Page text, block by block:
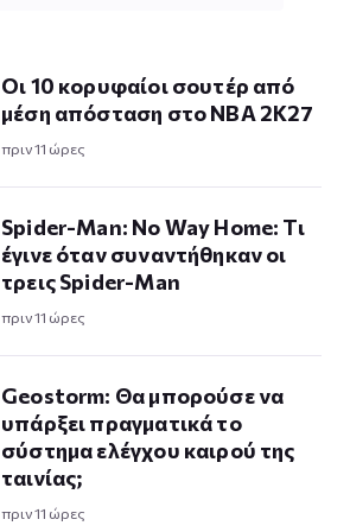
Οι 10 κορυφαίοι σουτέρ από
μέση απόσταση στο NBA 2K27
πριν 11 ώρες
Spider-Man: No Way Home: Τι
έγινε όταν συναντήθηκαν οι
τρεις Spider-Man
πριν 11 ώρες
Geostorm: Θα μπορούσε να
υπάρξει πραγματικά το
σύστημα ελέγχου καιρού της
ταινίας;
πριν 11 ώρες